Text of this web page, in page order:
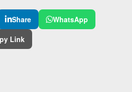
Share
WhatsApp
Link